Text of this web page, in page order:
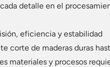
detalle en el
eficiencia y estabilidad
corte de maderas duras
materiales y procesos